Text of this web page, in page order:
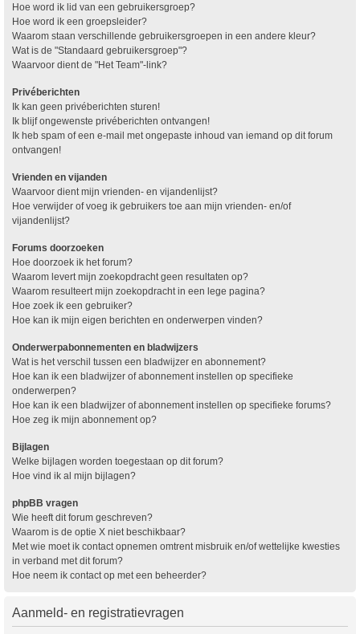
Hoe word ik lid van een gebruikersgroep?
Hoe word ik een groepsleider?
Waarom staan verschillende gebruikersgroepen in een andere kleur?
Wat is de "Standaard gebruikersgroep"?
Waarvoor dient de "Het Team"-link?
Privéberichten
Ik kan geen privéberichten sturen!
Ik blijf ongewenste privéberichten ontvangen!
Ik heb spam of een e-mail met ongepaste inhoud van iemand op dit forum
ontvangen!
Vrienden en vijanden
Waarvoor dient mijn vrienden- en vijandenlijst?
Hoe verwijder of voeg ik gebruikers toe aan mijn vrienden- en/of
vijandenlijst?
Forums doorzoeken
Hoe doorzoek ik het forum?
Waarom levert mijn zoekopdracht geen resultaten op?
Waarom resulteert mijn zoekopdracht in een lege pagina?
Hoe zoek ik een gebruiker?
Hoe kan ik mijn eigen berichten en onderwerpen vinden?
Onderwerpabonnementen en bladwijzers
Wat is het verschil tussen een bladwijzer en abonnement?
Hoe kan ik een bladwijzer of abonnement instellen op specifieke
onderwerpen?
Hoe kan ik een bladwijzer of abonnement instellen op specifieke forums?
Hoe zeg ik mijn abonnement op?
Bijlagen
Welke bijlagen worden toegestaan op dit forum?
Hoe vind ik al mijn bijlagen?
phpBB vragen
Wie heeft dit forum geschreven?
Waarom is de optie X niet beschikbaar?
Met wie moet ik contact opnemen omtrent misbruik en/of wettelijke kwesties
in verband met dit forum?
Hoe neem ik contact op met een beheerder?
Aanmeld- en registratievragen